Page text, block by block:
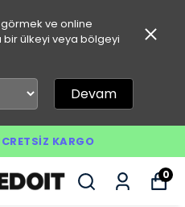
ve online
bir ülkeyi veya bölgeyi
Devam
KARGO
0